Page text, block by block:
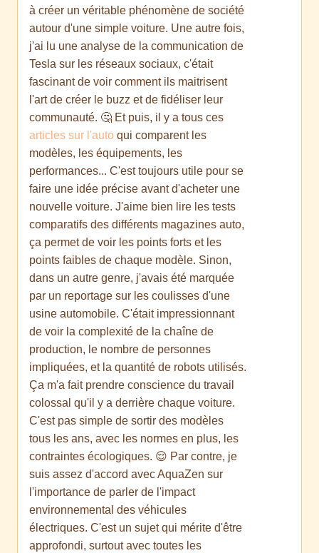
à créer un véritable phénomène de société
autour d'une simple voiture. Une autre fois,
j'ai lu une analyse de la communication de
Tesla sur les réseaux sociaux, c'était
fascinant de voir comment ils maitrisent
l'art de créer le buzz et de fidéliser leur
communauté. 🤔 Et puis, il y a tous ces
articles sur l'auto qui comparent les
modèles, les équipements, les
performances... C'est toujours utile pour se
faire une idée précise avant d'acheter une
nouvelle voiture. J'aime bien lire les tests
comparatifs des différents magazines auto,
ça permet de voir les points forts et les
points faibles de chaque modèle. Sinon,
dans un autre genre, j'avais été marquée
par un reportage sur les coulisses d'une
usine automobile. C'était impressionnant
de voir la complexité de la chaîne de
production, le nombre de personnes
impliquées, et la quantité de robots utilisés.
Ça m'a fait prendre conscience du travail
colossal qu'il y a derrière chaque voiture.
C'est pas simple de sortir des modèles
tous les ans, avec les normes en plus, les
contraintes écologiques. 😌 Par contre, je
suis assez d'accord avec AquaZen sur
l'importance de parler de l'impact
environnemental des véhicules
électriques. C'est un sujet qui mérite d'être
approfondi, surtout avec toutes les